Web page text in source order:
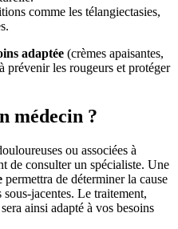
comme les télangiectasies,
adaptée (crèmes apaisantes,
prévenir les rougeurs et protéger
médecin ?
ou associées à
de consulter un spécialiste. Une
permettra de déterminer la cause
jacentes. Le traitement,
ainsi adapté à vos besoins